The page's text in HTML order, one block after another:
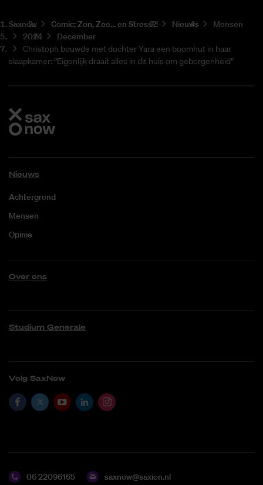
Saxnow Co­mic: Zon, Zee... en Stress?! Nieuws
Mensen
2024
December
Christoph bouwde met dochter Yara een boomhut in haar
slaapkamer: “Eigenlijk draait alles in dit huis om geborgenheid”
Nieuws
Achtergrond
Mensen
Opinie
Over ons
Studium Generale
Volg SaxNow
06 22096165 saxnow@saxion.nl